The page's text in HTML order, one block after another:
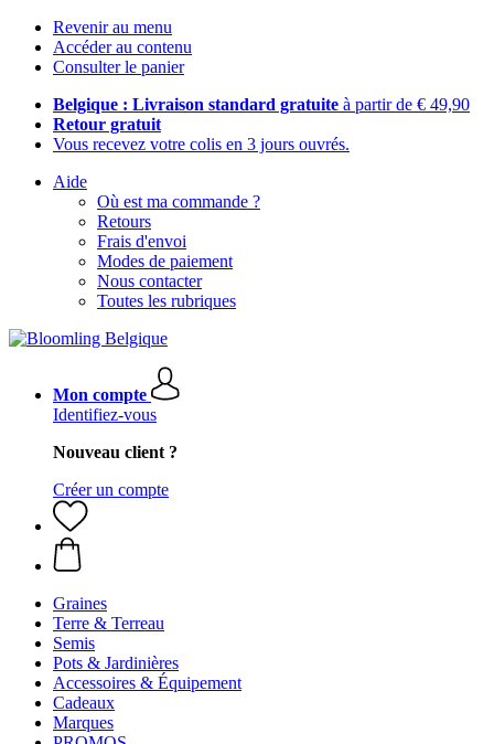
Revenir au menu
Accéder au contenu
Consulter le panier
Belgique : Livraison standard gratuite à partir de € 49,90
Retour gratuit
Vous recevez votre colis en 3 jours ouvrés.
Aide
Où est ma commande ?
Retours
Frais d'envoi
Modes de paiement
Nous contacter
Toutes les rubriques
Mon compte
Identifiez-vous
Nouveau client ?
Créer un compte
Graines
Terre & Terreau
Semis
Pots & Jardinières
Accessoires & Équipement
Cadeaux
Marques